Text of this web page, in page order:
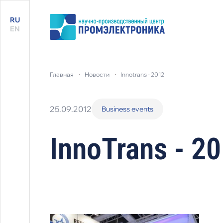
RU
EN
главная новости innotrans - 2012
25.09.2012 Business events
InnoTrans -